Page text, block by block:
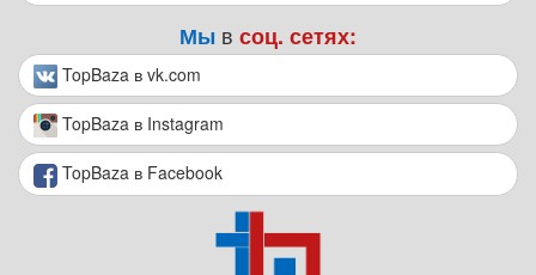
Мы в соц. сетях:
TopBaza в vk.com
TopBaza в Instagram
TopBaza в Facebook